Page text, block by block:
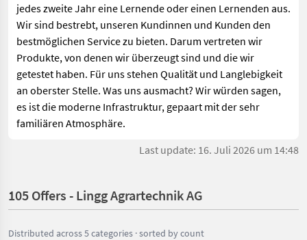
jedes zweite Jahr eine Lernende oder einen Lernenden aus.
Wir sind bestrebt, unseren Kundinnen und Kunden den
bestmöglichen Service zu bieten. Darum vertreten wir
Produkte, von denen wir überzeugt sind und die wir
getestet haben. Für uns stehen Qualität und Langlebigkeit
an oberster Stelle. Was uns ausmacht? Wir würden sagen,
es ist die moderne Infrastruktur, gepaart mit der sehr
familiären Atmosphäre.
Last update: 16. Juli 2026 um 14:48
105 Offers - Lingg Agrartechnik AG
Distributed across 5 categories · sorted by count